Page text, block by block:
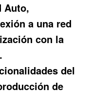
Auto,
a una red
con la
del
de